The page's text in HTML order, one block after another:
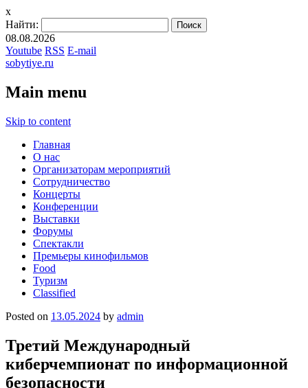
x
Найти:
08.08.2026
Youtube RSS E-mail
sobytiye.ru
Main menu
Skip to content
Главная
О нас
Организаторам мероприятий
Сотрудничество
Концерты
Конференции
Выставки
Форумы
Спектакли
Премьеры кинофильмов
Food
Туризм
Сlassified
Posted on 13.05.2024 by admin
Третий Международный
киберчемпионат по информационной
безопасности